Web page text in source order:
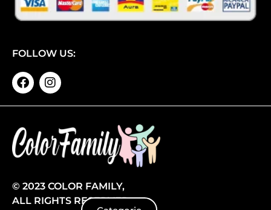
FOLLOW US:
© 2023 COLOR FAMILY,
ALL RIGHTS RESERVED